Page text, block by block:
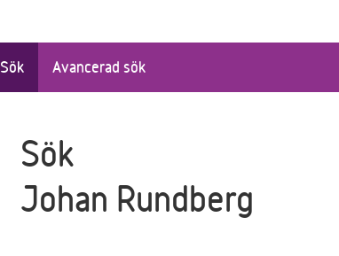
Sök Avancerad sök
Sök
Johan Rundberg